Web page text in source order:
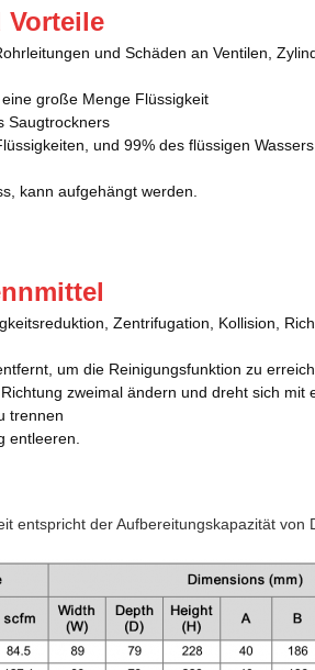
Vorteile
und Schäden an Ventilen,
große Menge Flüssigkeit
Saugtrockners
und 99% des flüssigen
kann aufgehängt werden.
Zentrifugation, Kollision,
um die Reinigungsfunktion zu
zweimal ändern und dreht sich
trennen
entleeren.
entspricht der Aufbereitungskapazität von